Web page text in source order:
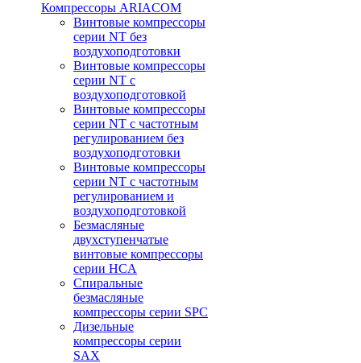
Компрессоры ARIACOM
Винтовые компрессоры
серии NT без
воздухоподготовки
Винтовые компрессоры
серии NT c
воздухоподготовкой
Винтовые компрессоры
серии NT с частотным
регулированием без
воздухоподготовки
Винтовые компрессоры
серии NT с частотным
регулированием и
воздухоподготовкой
Безмасляные
двухступенчатые
винтовые компрессоры
серии HCA
Спиральные
безмасляные
компрессоры серии SPC
Дизельные
компрессоры серии
SAX